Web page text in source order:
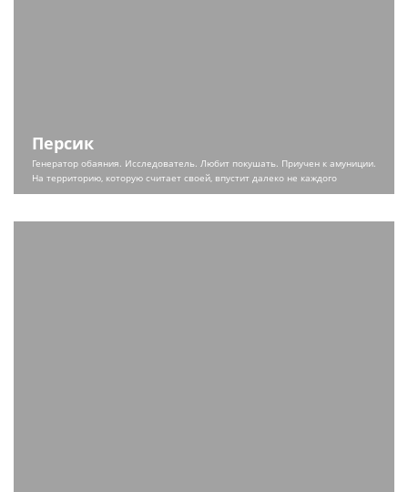
Персик
Генератор обаяния. Исследователь. Любит покушать. Приучен к амуниции.
На территорию, которую считает своей, впустит далеко не каждого